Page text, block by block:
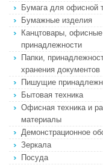
Бумага для офисной
Бумажные изделия
Канцтовары, офисные
принадлежности
Папки,
хранения документов
Пишущие
Бытовая техника
Офисная техника и
материалы
Демонстрационное
Зеркала
Посуда